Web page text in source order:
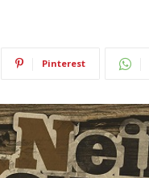
Pinterest